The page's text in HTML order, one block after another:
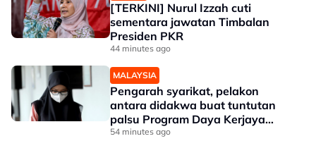
[TERKINI] Nurul Izzah cuti
sementara jawatan Timbalan
Presiden PKR
44 minutes ago
MALAYSIA
Pengarah syarikat, pelakon
antara didakwa buat tuntutan
palsu Program Daya Kerjaya
Perkeso
54 minutes ago